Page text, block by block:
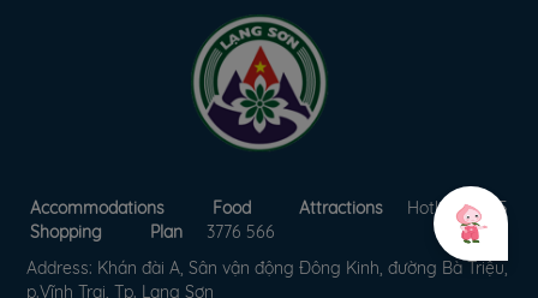
Accommodations Food
Attractions
Shopping
Plan
Hotline: 0205
3776 566
Address: Khán đài A, Sân vận động Đông Kinh, đường Bà Triệu,
p.Vĩnh Trại, Tp. Lạng Sơn